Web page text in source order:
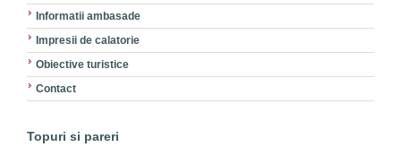
Informatii ambasade
Impresii de calatorie
Obiective turistice
Contact
Topuri si pareri